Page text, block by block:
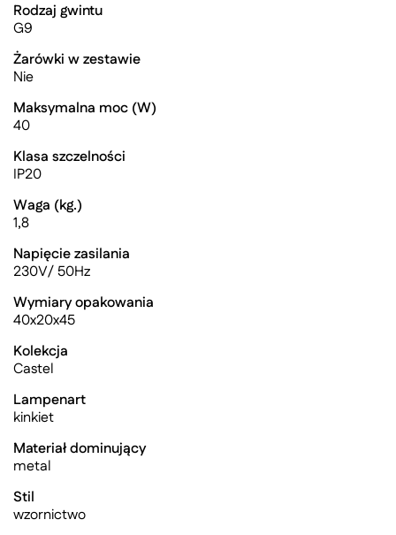
Rodzaj gwintu
G9
Żarówki w zestawie
Nie
Maksymalna moc (W)
40
Klasa szczelności
IP20
Waga (kg.)
1,8
Napięcie zasilania
230V/ 50Hz
Wymiary opakowania
40x20x45
Kolekcja
Castel
Lampenart
kinkiet
Materiał dominujący
metal
Stil
wzornictwo